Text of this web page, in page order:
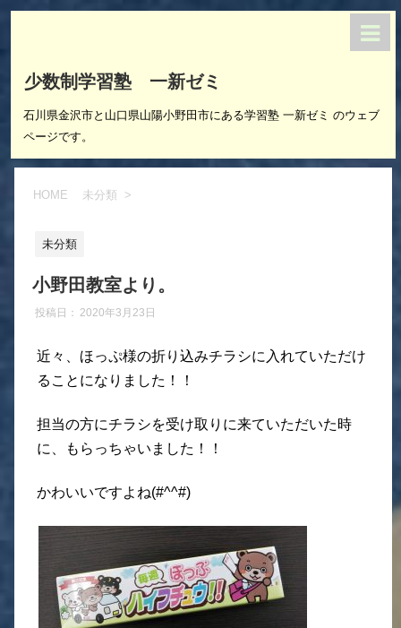
少数制学習塾 一新ゼミ
石川県金沢市と山口県山陽小野田市にある学習塾 一新ゼミ のウェブ
ページです。
HOME 未分類 >
未分類
小野田教室より。
投稿日： 2020年3月23日
近々、ほっぷ様の折り込みチラシに入れていただけ
ることになりました！！
担当の方にチラシを受け取りに来ていただいた時
に、もらっちゃいました！！
かわいいですよね(#^^#)